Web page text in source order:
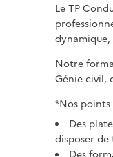
Le TP
Notre
Génie civil,
*Nos
Des
disposer
Des